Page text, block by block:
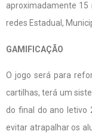
aproximadamente 15
redes Estadual,
GAMIFICAÇÃO
O jogo será para
cartilhas, terá um
do final do ano letivo
evitar atrapalhar os